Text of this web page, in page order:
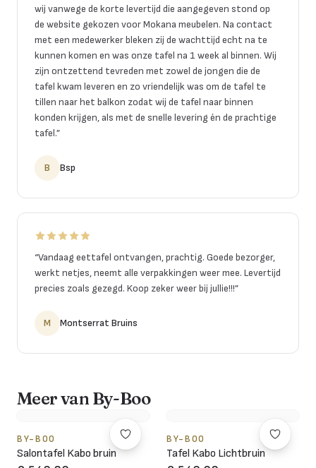
wij vanwege de korte levertijd die aangegeven stond op
de website gekozen voor Mokana meubelen. Na contact
met een medewerker bleken zij de wachttijd echt na te
kunnen komen en was onze tafel na 1 week al binnen. Wij
zijn ontzettend tevreden met zowel de jongen die de
tafel kwam leveren en zo vriendelijk was om de tafel te
tillen naar het balkon zodat wij de tafel naar binnen
konden krijgen, als met de snelle levering én de prachtige
tafel.”
B Bsp
“Vandaag eettafel ontvangen, prachtig. Goede bezorger,
werkt netjes, neemt alle verpakkingen weer mee. Levertijd
precies zoals gezegd. Koop zeker weer bij jullie!!!”
M Montserrat Bruins
Meer van By-Boo
BY-BOO
Salontafel Kabo bruin
BY-BOO
Tafel Kabo Lichtbruin